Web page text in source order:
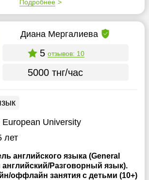
Подробнее
Диана Мергалиева
5 отзывов: 10
5000 тнг/час
European University
лет
английского языка (General
Разговорный язык).
оффлайн занятия с детьми (10+)